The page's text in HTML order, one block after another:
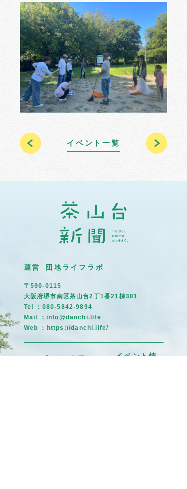
イベント一覧
運営 団地ライフラボ
〒590-0115
大阪府堺市南区茶山台2丁1番21棟301
Tel ：080-5842-9894
Mail ：info@danchi.life
Web ： https://danchi.life/
イベント情